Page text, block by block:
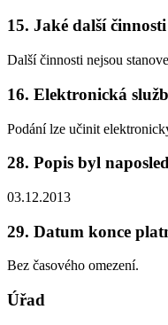
15. Jaké další
Další činnosti nejsou
16. Elektronická
Podání lze učinit
28. Popis byl
03.12.2013
29. Datum konce
Bez časového omezení.
Úřad